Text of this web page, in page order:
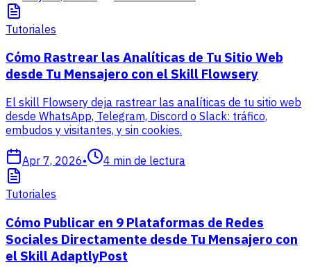
Tutoriales
Cómo Rastrear las Analíticas de Tu Sitio Web
desde Tu Mensajero con el Skill Flowsery
El skill Flowsery deja rastrear las analíticas de tu sitio web
desde WhatsApp, Telegram, Discord o Slack: tráfico,
embudos y visitantes, y sin cookies.
Apr 7, 2026• 4 min de lectura
Tutoriales
Cómo Publicar en 9 Plataformas de Redes
Sociales Directamente desde Tu Mensajero con
el Skill AdaptlyPost